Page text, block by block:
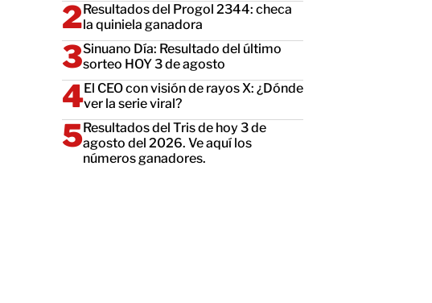
Resultados del Progol 2344: checa
la quiniela ganadora
Sinuano Día: Resultado del último
sorteo HOY 3 de agosto
El CEO con visión de rayos X: ¿Dónde
ver la serie viral?
Resultados del Tris de hoy 3 de
agosto del 2026. Ve aquí los
números ganadores.